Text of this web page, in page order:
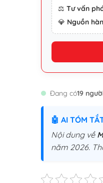
⚖️ Tư vấn
💎 Nguồn
Đang có19
🤖 AI TÓM
Nội dung về
năm 2026.